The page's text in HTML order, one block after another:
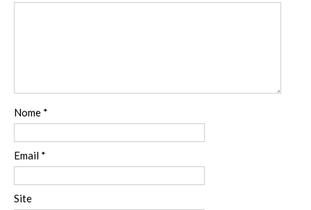
Nome *
Email *
Site